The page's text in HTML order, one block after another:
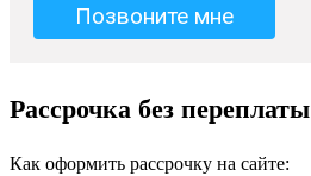
Рассрочка без переплаты
Как оформить рассрочку на сайте: